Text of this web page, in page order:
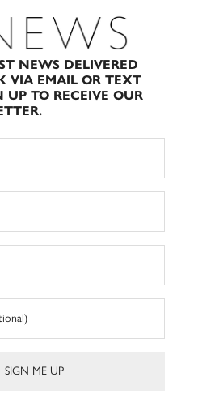
NEWS DELIVERED
VIA EMAIL OR TEXT
UP TO RECEIVE OUR